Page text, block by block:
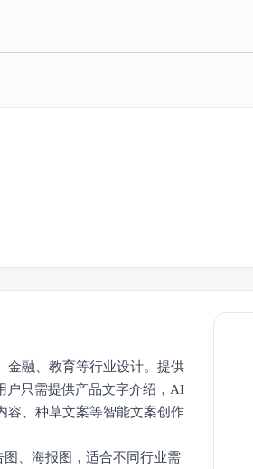
金融、教育等行业设计。提供
户只需提供产品文字介绍，AI
容、种草文案等智能文案创作
、海报图，适合不同行业需